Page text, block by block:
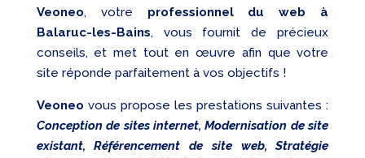
Veoneo, votre professionnel du web à
Balaruc-les-Bains, vous fournit de précieux
conseils, et met tout en œuvre afin que votre
site réponde parfaitement à vos objectifs !
Veoneo vous propose les prestations suivantes :
Conception de sites internet, Modernisation de site
existant, Référencement de site web, Stratégie